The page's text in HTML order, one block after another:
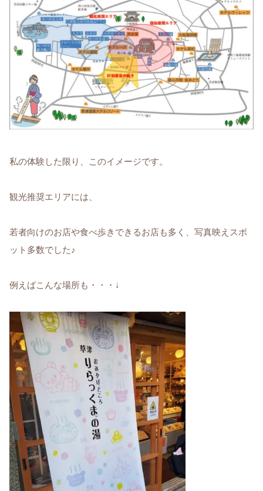
私の体験した限り、このイメージです。
観光推奨エリアには、
若者向けのお店や食べ歩きできるお店も多く、写真映えスポ
ット多数でした♪
例えばこんな場所も・・・↓